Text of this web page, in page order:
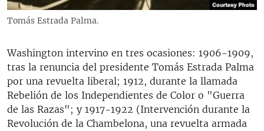
Tomás Estrada Palma.
Washington intervino en tres ocasiones: 1906-1909,
tras la renuncia del presidente Tomás Estrada Palma
por una revuelta liberal; 1912, durante la llamada
Rebelión de los Independientes de Color o "Guerra
de las Razas"; y 1917-1922 (Intervención durante la
Revolución de la Chambelona, una revuelta armada